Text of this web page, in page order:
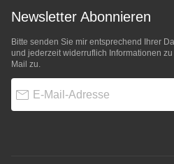
Newsletter Abonnieren
Bitte senden Sie mir entsprechend Ihrer
und jederzeit widerruflich Informationen
Mail zu.